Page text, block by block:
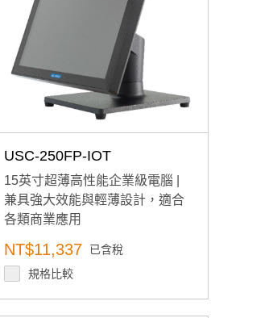
USC-250FP-IOT
15英寸超薄高性能企業級電腦 |
兼具強大效能與輕薄設計，適合
各類商業應用
NT$11,337
已含稅
規格比較